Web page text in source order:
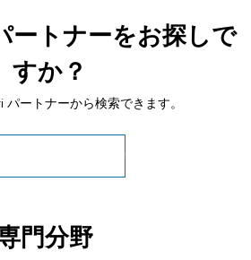
ートナーをお探しで
すか？
ートナーから検索できます。
のパートナーの検索
門分野